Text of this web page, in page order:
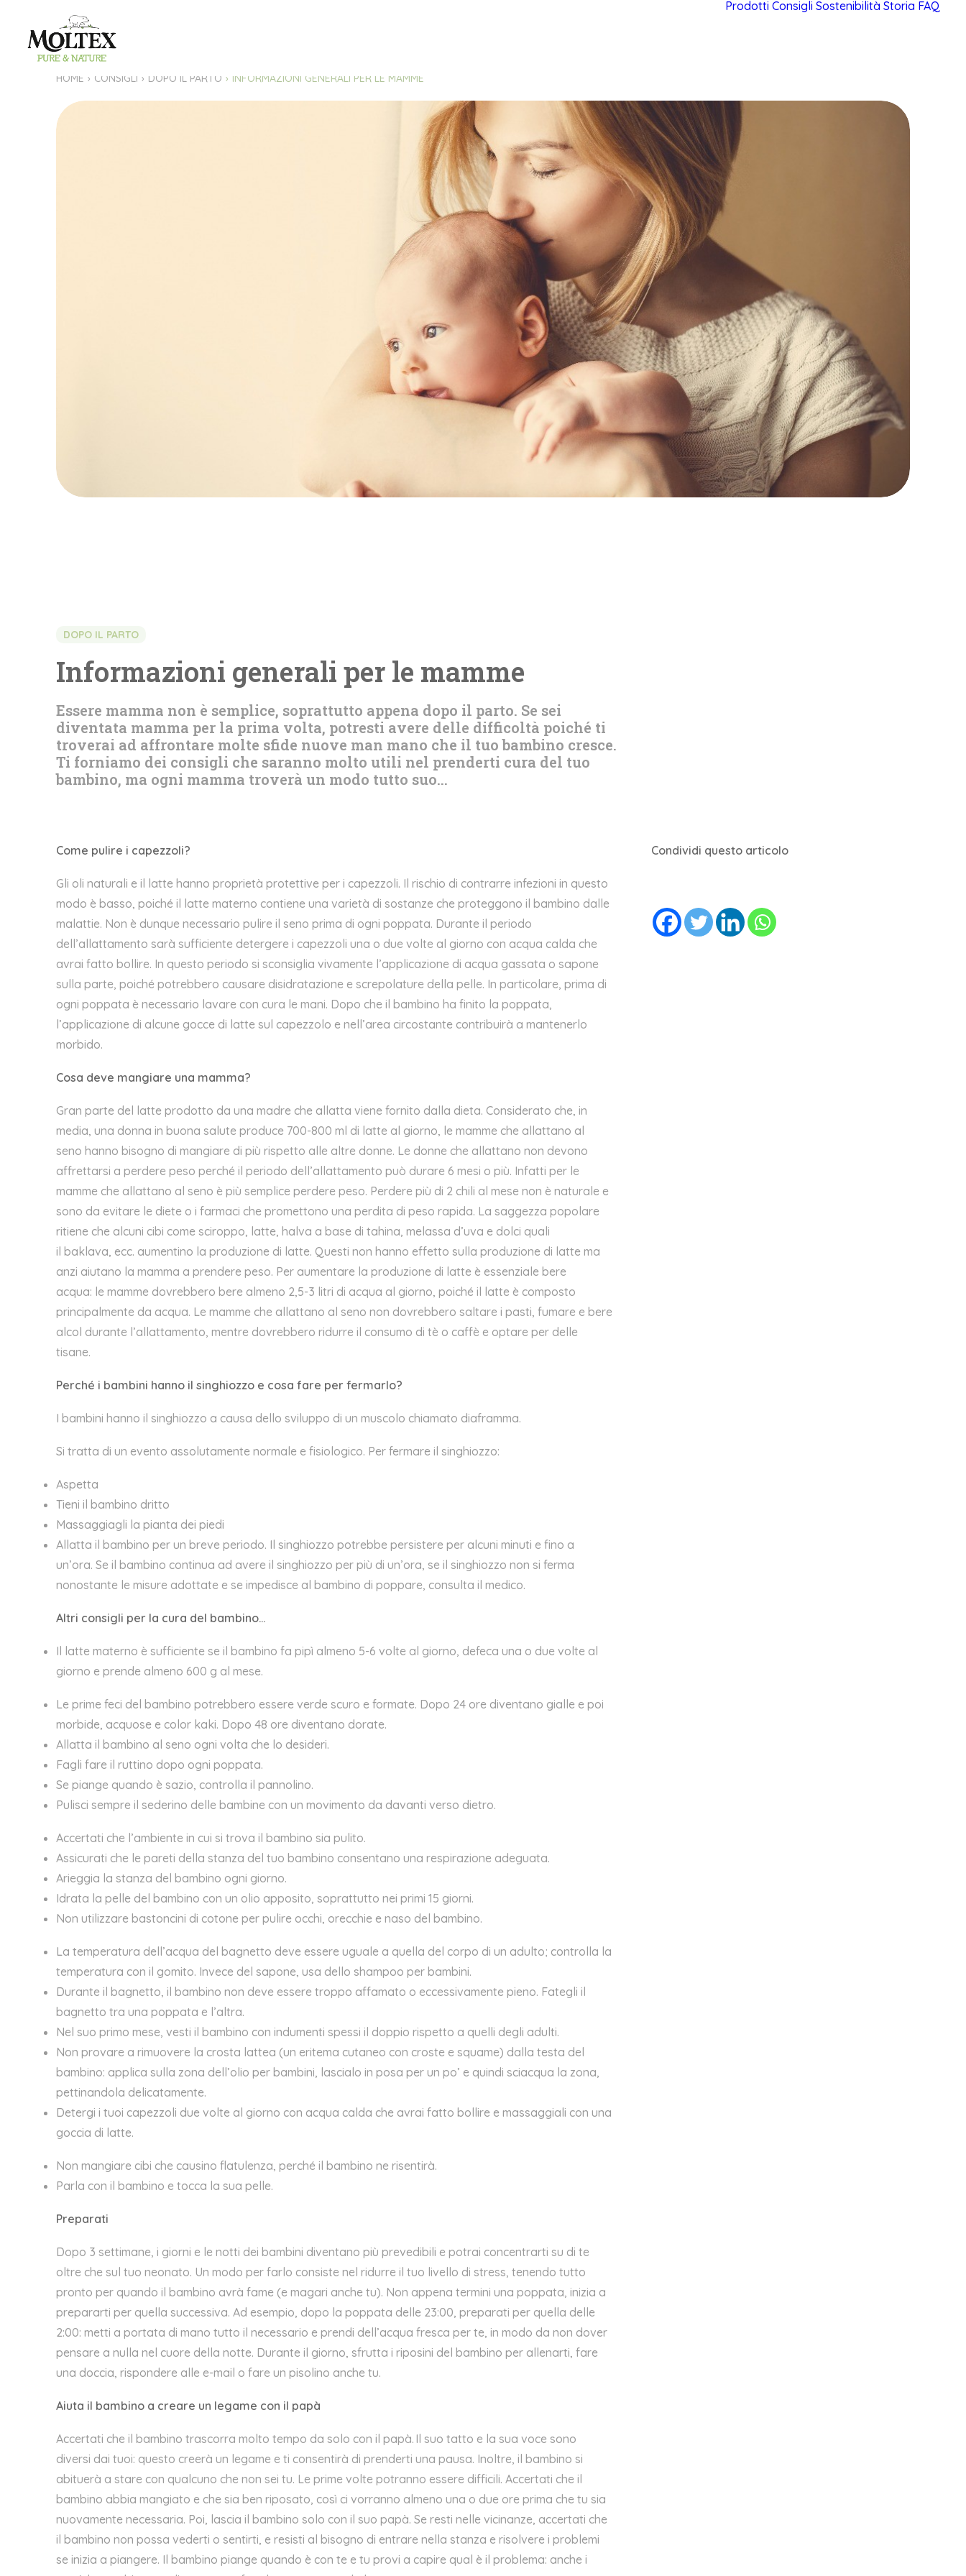
Prodotti Consigli Sostenibilità Storia FAQ
HOME CONSIGLI DOPO IL PARTO INFORMAZIONI GENERALI PER LE MAMME
DOPO IL PARTO
Informazioni generali per le mamme
Essere mamma non è semplice, soprattutto appena dopo il parto. Se sei
diventata mamma per la prima volta, potresti avere delle difficoltà poiché ti
troverai ad affrontare molte sfide nuove man mano che il tuo bambino cresce.
Ti forniamo dei consigli che saranno molto utili nel prenderti cura del tuo
bambino, ma ogni mamma troverà un modo tutto suo...
Come pulire i capezzoli?
Gli oli naturali e il latte hanno proprietà protettive per i capezzoli. Il rischio di contrarre infezioni in questo
modo è basso, poiché il latte materno contiene una varietà di sostanze che proteggono il bambino dalle
malattie. Non è dunque necessario pulire il seno prima di ogni poppata. Durante il periodo
dell’allattamento sarà sufficiente detergere i capezzoli una o due volte al giorno con acqua calda che
avrai fatto bollire. In questo periodo si sconsiglia vivamente l’applicazione di acqua gassata o sapone
sulla parte, poiché potrebbero causare disidratazione e screpolature della pelle. In particolare, prima di
ogni poppata è necessario lavare con cura le mani. Dopo che il bambino ha finito la poppata,
l’applicazione di alcune gocce di latte sul capezzolo e nell’area circostante contribuirà a mantenerlo
morbido.
Cosa deve mangiare una mamma?
Gran parte del latte prodotto da una madre che allatta viene fornito dalla dieta. Considerato che, in
media, una donna in buona salute produce 700-800 ml di latte al giorno, le mamme che allattano al
seno hanno bisogno di mangiare di più rispetto alle altre donne. Le donne che allattano non devono
affrettarsi a perdere peso perché il periodo dell’allattamento può durare 6 mesi o più. Infatti per le
mamme che allattano al seno è più semplice perdere peso. Perdere più di 2 chili al mese non è naturale e
sono da evitare le diete o i farmaci che promettono una perdita di peso rapida. La saggezza popolare
ritiene che alcuni cibi come sciroppo, latte, halva a base di tahina, melassa d’uva e dolci quali
il baklava, ecc. aumentino la produzione di latte. Questi non hanno effetto sulla produzione di latte ma
anzi aiutano la mamma a prendere peso. Per aumentare la produzione di latte è essenziale bere
acqua: e mamme dovrebbero bere almeno 2,5-3 litri di acqua al giorno, poiché il latte è composto
principalmente da acqua. Le mamme che allattano al seno non dovrebbero saltare i pasti, fumare e bere
alcol durante l’allattamento, mentre dovrebbero ridurre il consumo di tè o caffè e optare per delle
tisane.
Perché i bambini hanno il singhiozzo e cosa fare per fermarlo?
I bambini hanno il singhiozzo a causa dello sviluppo di un muscolo chiamato diaframma.
Si tratta di un evento assolutamente normale e fisiologico. Per fermare il singhiozzo:
Aspetta
Tieni il bambino dritto
Massaggiagli la pianta dei piedi
Allatta il bambino per un breve periodo. Il singhiozzo potrebbe persistere per alcuni minuti e fino a
un’ora. Se il bambino continua ad avere il singhiozzo per più di un’ora, se il singhiozzo non si ferma
nonostante le misure adottate e se impedisce al bambino di poppare, consulta il medico.
Altri consigli per la cura del bambino…
Il latte materno è sufficiente se il bambino fa pipì almeno 5-6 volte al giorno, defeca una o due volte al
giorno e prende almeno 600 g al mese.
Le prime feci del bambino potrebbero essere verde scuro e formate. Dopo 24 ore diventano gialle e poi
morbide, acquose e color kaki. Dopo 48 ore diventano dorate.
Allatta il bambino al seno ogni volta che lo desideri.
Fagli fare il ruttino dopo ogni poppata.
Se piange quando è sazio, controlla il pannolino.
Pulisci sempre il sederino delle bambine con un movimento da davanti verso dietro.
Accertati che l’ambiente in cui si trova il bambino sia pulito.
Assicurati che le pareti della stanza del tuo bambino consentano una respirazione adeguata.
Arieggia la stanza del bambino ogni giorno.
Idrata la pelle del bambino con un olio apposito, soprattutto nei primi 15 giorni.
Non utilizzare bastoncini di cotone per pulire occhi, orecchie e naso del bambino.
La temperatura dell’acqua del bagnetto deve essere uguale a quella del corpo di un adulto; controlla la
temperatura con il gomito. Invece del sapone, usa dello shampoo per bambini.
Durante il bagnetto, il bambino non deve essere troppo affamato o eccessivamente pieno. Fategli il
bagnetto tra una poppata e l’altra.
Nel suo primo mese, vesti il bambino con indumenti spessi il doppio rispetto a quelli degli adulti.
Non provare a rimuovere la crosta lattea (un eritema cutaneo con croste e squame) dalla testa del
bambino: applica sulla zona dell’olio per bambini, lascialo in posa per un po’ e quindi sciacqua la zona,
pettinandola delicatamente.
Detergi i tuoi capezzoli due volte al giorno con acqua calda che avrai fatto bollire e massaggiali con una
goccia di latte.
Non mangiare cibi che causino flatulenza, perché il bambino ne risentirà.
Parla con il bambino e tocca la sua pelle.
Preparati
Dopo 3 settimane, i giorni e le notti dei bambini diventano più prevedibili e potrai concentrarti su di te
oltre che sul tuo neonato. Un modo per farlo consiste nel ridurre il tuo livello di stress, tenendo tutto
pronto per quando il bambino avrà fame (e magari anche tu). Non appena termini una poppata, inizia a
prepararti per quella successiva. Ad esempio, dopo la poppata delle 23:00, preparati per quella delle
2:00: metti a portata di mano tutto il necessario e prendi dell’acqua fresca per te, in modo da non dover
pensare a nulla nel cuore della notte. Durante il giorno, sfrutta i riposini del bambino per allenarti, fare
una doccia, rispondere alle e-mail o fare un pisolino anche tu.
Aiuta il bambino a creare un legame con il papà
Accertati che il bambino trascorra molto tempo da solo con il papà. Il suo tatto e la sua voce sono
diversi dai tuoi: questo creerà un legame e ti consentirà di prenderti una pausa. Inoltre, il bambino si
abituerà a stare con qualcuno che non sei tu. Le prime volte potranno essere difficili. Accertati che il
bambino abbia mangiato e che sia ben riposato, così ci vorranno almeno una o due ore prima che tu sia
nuovamente necessaria. Poi, lascia il bambino solo con il suo papà. Se resti nelle vicinanze, accertati che
il bambino non possa vederti o sentirti, e resisti al bisogno di entrare nella stanza e risolvere i problemi
se inizia a piangere. Il bambino piange quando è con te e tu provi a capire qual è il problema: anche i
Condividi questo articolo